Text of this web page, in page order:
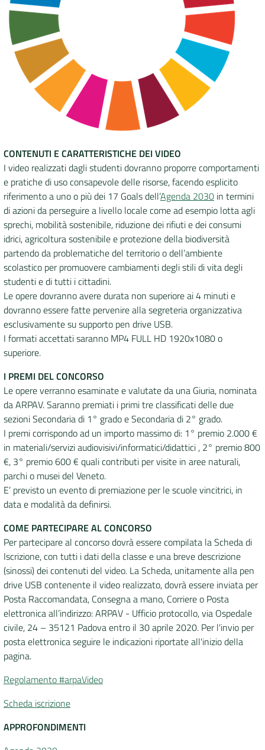
CONTENUTI E CARATTERISTICHE DEI VIDEO
I video realizzati dagli studenti dovranno proporre comportamenti
e pratiche di uso consapevole delle risorse, facendo esplicito
riferimento a uno o più dei 17 Goals dell’Agenda 2030 in termini
di azioni da perseguire a livello locale come ad esempio lotta agli
sprechi, mobilità sostenibile, riduzione dei rifiuti e dei consumi
idrici, agricoltura sostenibile e protezione della biodiversità
partendo da problematiche del territorio o dell’ambiente
scolastico per promuovere cambiamenti degli stili di vita degli
studenti e di tutti i cittadini.
Le opere dovranno avere durata non superiore ai 4 minuti e
dovranno essere fatte pervenire alla segreteria organizzativa
esclusivamente su supporto pen drive USB.
I formati accettati saranno MP4 FULL HD 1920x1080 o
superiore.
I PREMI DEL CONCORSO
Le opere verranno esaminate e valutate da una Giuria, nominata
da ARPAV. Saranno premiati i primi tre classificati delle due
sezioni Secondaria di 1° grado e Secondaria di 2° grado.
I premi corrispondo ad un importo massimo di: 1° premio 2.000 €
in materiali/servizi audiovisivi/informatici/didattici , 2° premio 800
€, 3° premio 600 € quali contributi per visite in aree naturali,
parchi o musei del Veneto.
E’ previsto un evento di premiazione per le scuole vincitrici, in
data e modalità da definirsi.
COME PARTECIPARE AL CONCORSO
Per partecipare al concorso dovrà essere compilata la Scheda di
Iscrizione, con tutti i dati della classe e una breve descrizione
(sinossi) dei contenuti del video. La Scheda, unitamente alla pen
drive USB contenente il video realizzato, dovrà essere inviata per
Posta Raccomandata, Consegna a mano, Corriere o Posta
elettronica all’indirizzo: ARPAV - Ufficio protocollo, via Ospedale
civile, 24 – 35121 Padova entro il 30 aprile 2020. Per l'invio per
posta elettronica seguire le indicazioni riportate all'inizio della
pagina.
Regolamento #arpaVideo
Scheda iscrizione
APPROFONDIMENTI